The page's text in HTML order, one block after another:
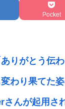
Pocket
りがとう伝わ
わり果てた
んが起用さ